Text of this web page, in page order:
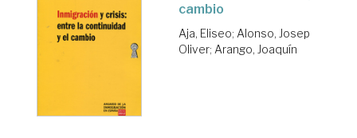
cambio
Aja, Eliseo; Alonso, Josep
Oliver; Arango, Joaquín